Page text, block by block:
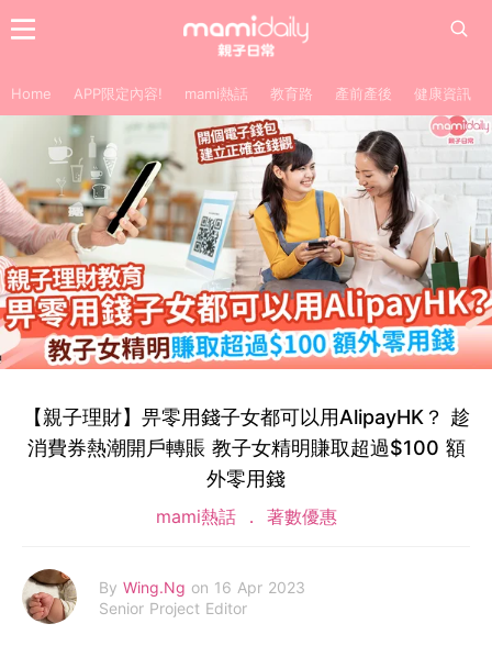
Home APP限定內容! mami熱話 教育路 產前產後 健康資訊
【親子理財】畀零用錢子女都可以用AlipayHK？ 趁
消費券熱潮開戶轉賬 教子女精明賺取超過$100 額
外零用錢
mami熱話 著數優惠
By Wing.Ng on 16 Apr 2023
Senior Project Editor